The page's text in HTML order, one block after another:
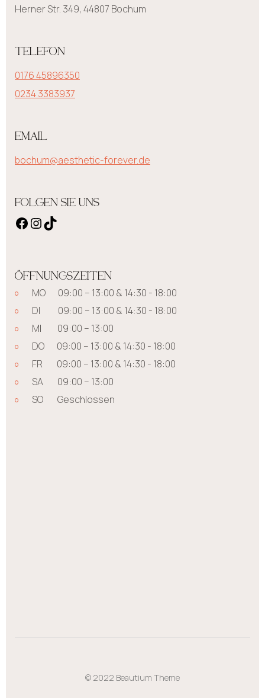
Herner Str. 349, 44807 Bochum
TELEFON
0176 45896350
0234 3383937
EMAIL
bochum@aesthetic-forever.de
FOLGEN SIE UNS
ÖFFNUNGSZEITEN
MO 09:00 – 13:00 & 14:30 - 18:00
DI 09:00 – 13:00 & 14:30 - 18:00
MI 09:00 – 13:00
DO 09:00 – 13:00 & 14:30 - 18:00
FR 09:00 – 13:00 & 14:30 - 18:00
SA 09:00 – 13:00
SO Geschlossen
© 2022 Beautium Theme